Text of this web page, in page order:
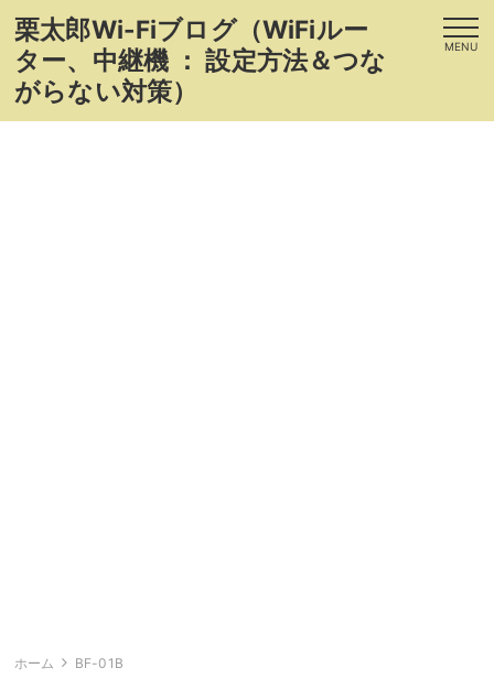
栗太郎Wi-Fiブログ（WiFiルー
ター、中継機 ： 設定方法＆つな
がらない対策）
MENU
ホーム BF-01B